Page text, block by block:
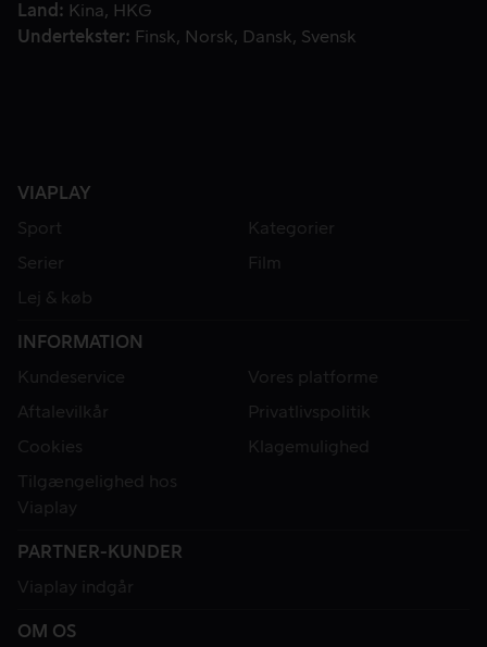
Land
Kina
HKG
Undertekster
Finsk Norsk Dansk Svensk
VIAPLAY
Sport
Kategorier
Serier
Film
Lej & køb
INFORMATION
Kundeservice
Vores platforme
Aftalevilkår
Privatlivspolitik
Cookies
Klagemulighed
Tilgængelighed hos
Viaplay
PARTNER-KUNDER
Viaplay indgår
OM OS